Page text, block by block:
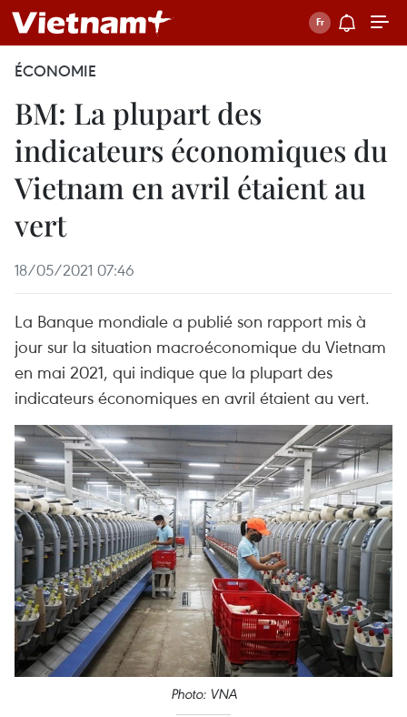
ÉCONOMIE
BM: La plupart des
indicateurs économiques du
Vietnam en avril étaient au
vert
18/05/2021 07:46
La Banque mondiale a publié son rapport mis à
jour sur la situation macroéconomique du Vietnam
en mai 2021, qui indique que la plupart des
indicateurs économiques en avril étaient au vert.
Photo: VNA